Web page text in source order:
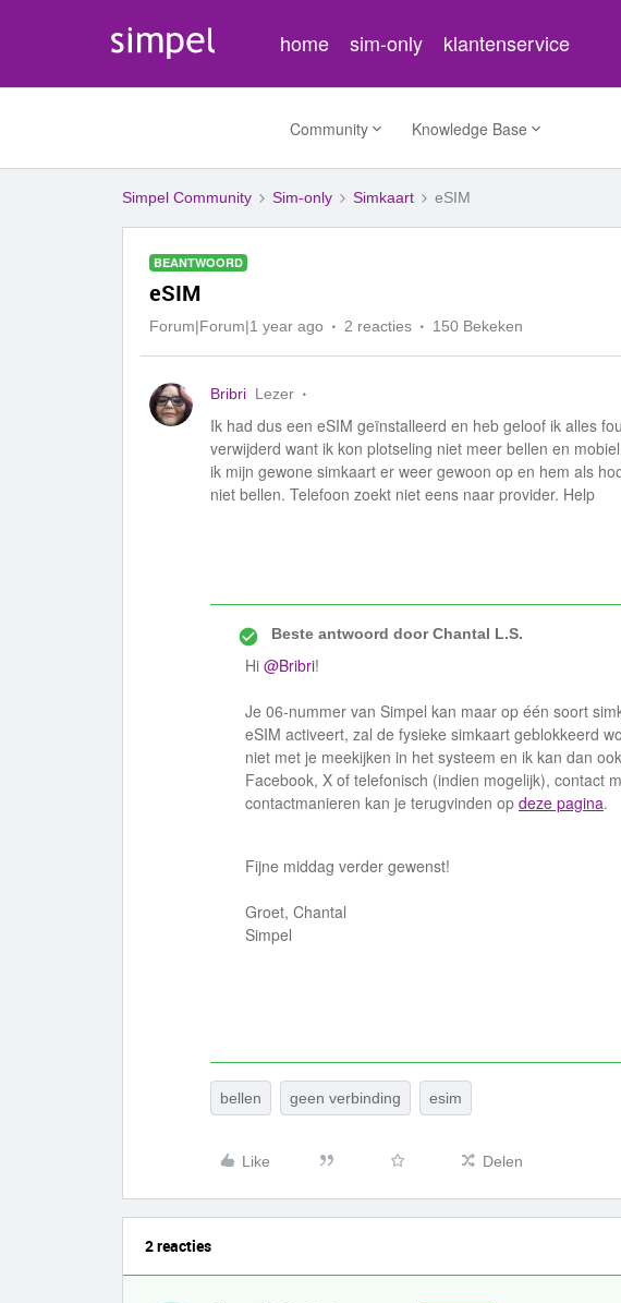
home sim-only klantenservice
Community Knowledge Base
Simpel Community Sim-only Simkaart eSIM
BEANTWOORD
eSIM
Forum|Forum|1 year ago 2 reacties 150 Bekeken
Bribri Lezer
Ik had dus een eSIM geïnstalleerd en heb geloof ik alles
verwijderd want ik kon plotseling niet meer bellen en
ik mijn gewone simkaart er weer gewoon op en hem als
niet bellen. Telefoon zoekt niet eens naar provider. Help
Beste antwoord doorChantal L.S.
Hi ​ @Bribri!
Je 06-nummer van Simpel kan maar op één soort
eSIM activeert, zal de fysieke simkaart geblokkeerd
niet met je meekijken in het systeem en ik kan dan
Facebook, X of telefonisch (indien mogelijk), contact
contactmanieren kan je terugvinden op deze pagina.
Fijne middag verder gewenst!
Groet, Chantal
Simpel
bellen geen verbinding esim
Like Delen
2 reacties